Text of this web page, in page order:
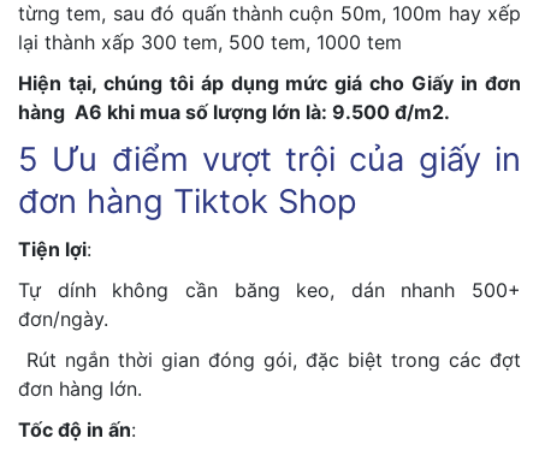
từng tem, sau đó quấn thành cuộn 50m, 100m hay xếp
lại thành xấp 300 tem, 500 tem, 1000 tem
Hiện tại, chúng tôi áp dụng mức giá cho Giấy in đơn
hàng A6 khi mua số lượng lớn là: 9.500 đ/m2.
5 Ưu điểm vượt trội của giấy in
đơn hàng Tiktok Shop
Tiện lợi:
Tự dính không cần băng keo, dán nhanh 500+
đơn/ngày.
Rút ngắn thời gian đóng gói, đặc biệt trong các đợt
đơn hàng lớn.
Tốc độ in ấn: